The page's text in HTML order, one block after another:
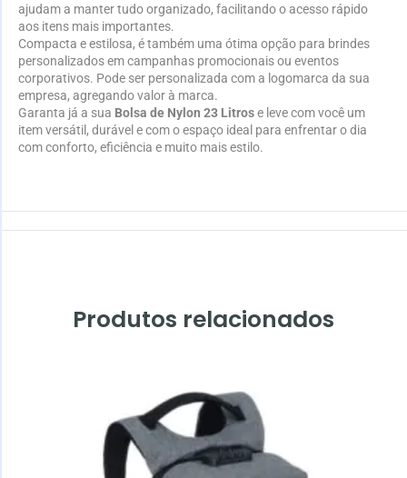
ajudam a manter tudo organizado, facilitando o acesso rápido
aos itens mais importantes.
Compacta e estilosa, é também uma ótima opção para brindes
personalizados em campanhas promocionais ou eventos
corporativos. Pode ser personalizada com a logomarca da sua
empresa, agregando valor à marca.
Garanta já a sua Bolsa de Nylon 23 Litrose leve com você um
item versátil, durável e com o espaço ideal para enfrentar o dia
com conforto, eficiência e muito mais estilo.
Produtos relacionados